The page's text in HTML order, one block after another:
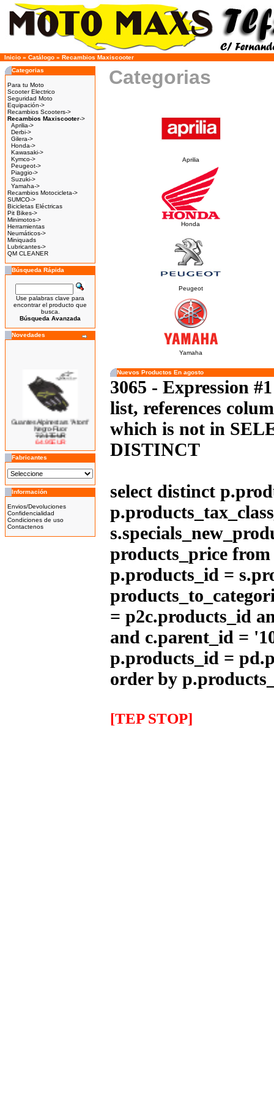
Inicio » Catálogo » Recambios Maxiscooter
Categorias
Para tu Moto
Scooter Electrico
Seguridad Moto
Equipación->
Recambios Scooters->
Recambios Maxiscooter->
Aprilia->
Derbi->
Gilera->
Honda->
Kawasaki->
Kymco->
Peugeot->
Piaggio->
Suzuki->
Yamaha->
Recambios Motocicleta->
SUMCO->
Bicicletas Eléctricas
Pit Bikes->
Minimotos->
Herramientas
Neumáticos->
Miniquads
Lubricantes->
QM CLEANER
Búsqueda Rápida
Use palabras clave para
encontrar el producto que
busca.
Búsqueda Avanzada
Novedades
Guantes Alpinestars "Atom"
Negro-Fluor
72.17EUR
64.95EUR
---------
14''
425.00EUR
---------
Fabricantes
Información
Envios/Devoluciones
Confidencialidad
Condiciones de uso
Contactenos
Categorias
Aprilia
Honda
Peugeot
Yamaha
Nuevos Productos En agosto
3065 - Expression
list, references
which is not in
DISTINCT
select distinct
products_price
p.products_id =
= p2c.products_id
and c.parent_id =
p.products_id =
order by
[TEP STOP]